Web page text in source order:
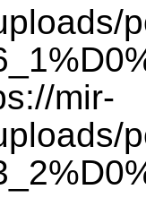
mir-